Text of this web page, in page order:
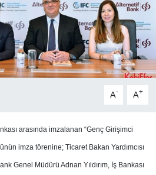
A- A+
arasında imzalanan “Genç Girişimci
imza törenine; Ticaret Bakan Yardımcısı
Genel Müdürü Adnan Yıldırım, İş Bankası